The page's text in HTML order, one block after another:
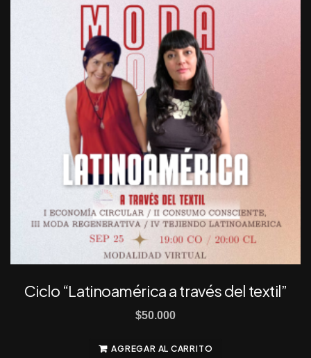
Ciclo “Latinoamérica a través del textil”
$50.000
AGREGAR AL CARRITO